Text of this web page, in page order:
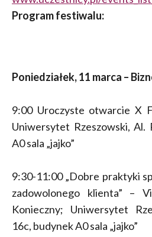
Program festiwalu:
Poniedziałek, 11 marca –
9:00 Uroczyste otwarcie X
Uniwersytet Rzeszowski, Al.
A0 sala „jajko”
9:30-11:00 „Dobre praktyki
zadowolonego klienta” –
Konieczny; Uniwersytet
16c, budynek A0 sala „jajko”